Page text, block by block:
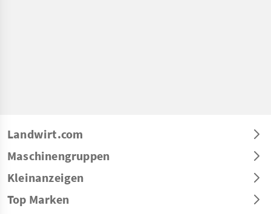
Landwirt.com
Maschinengruppen
Kleinanzeigen
Top Marken